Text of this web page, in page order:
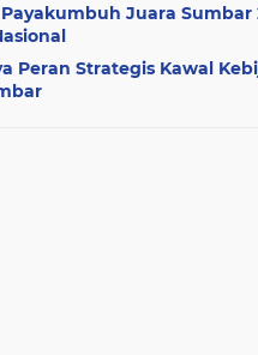
Juara Sumbar
Peran Strategis Kawal